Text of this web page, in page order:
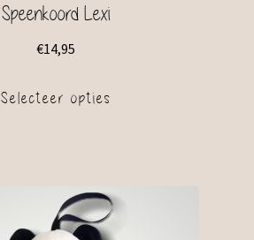
Speenkoord Lexi
€14,95
Selecteer opties